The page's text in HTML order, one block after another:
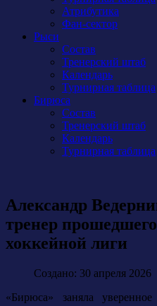
Атрибутика
Фан-сектор
Рыси
Состав
Тренерский штаб
Календарь
Турнирная таблица
Бирюса
Состав
Тренерский штаб
Календарь
Турнирная таблица
Александр
тренер
хоккейной лиги
Создано: 30 апреля 2026
«Бирюса» заняла